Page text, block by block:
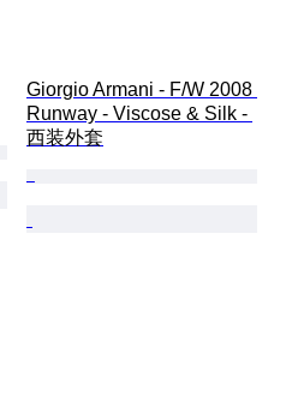
Giorgio Armani - F/W 2008
Runway - Viscose & Silk -
西装外套